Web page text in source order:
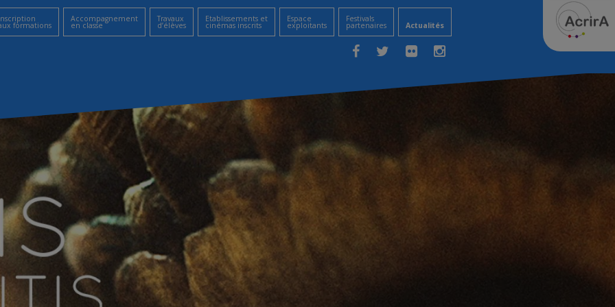
formations
Accompagnement
en classe
Travaux
d’élèves
Etablissements et
cinémas inscrits
Espace
exploitants
Festivals
partenaires Actualités